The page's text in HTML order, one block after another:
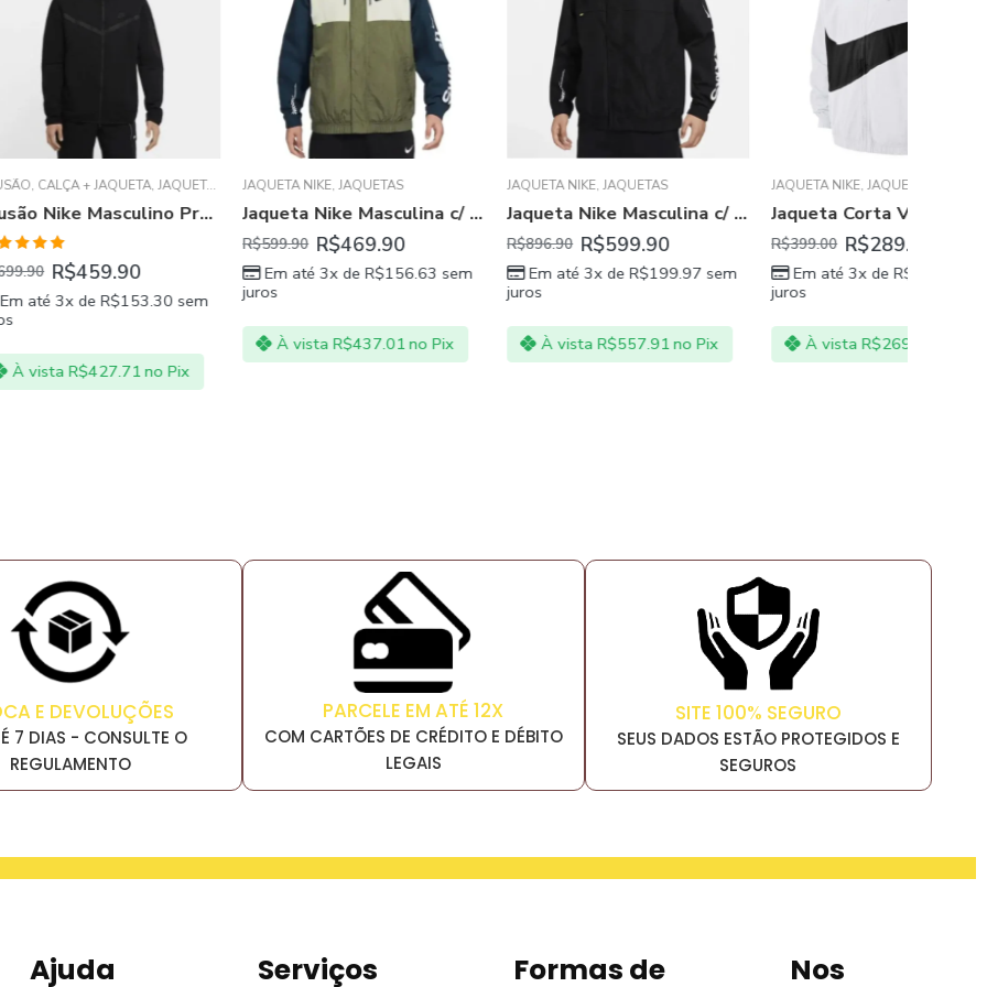
,JAQUETA NIKE ,JAQUETAS
Blusão Nike Masculino Preta Com Zíper
153.30sem
no Pix
JAQUETA NIKE JAQUETAS
Jaqueta Nike Masculina c/ Capuz Alphabet
469.90
Em até 3x deR$156.63sem
juros
437.01 no Pix
JAQUETA NIKE JAQUETAS
Jaqueta Nike Masculina c/ Capuz Preta Alphabet
R$ 599.90
Em até 3x deR$199.97sem
À vista 557.91 no Pix
JAQUETA NIKE JAQUETAS
Jaqueta Corta Vento Nike Branca Masculina
R$ 289.90
Em até 3x deR$96.63sem
À vista 269.61 no Pix
E DEVOLUÇÕES
7 DIAS - CONSULTE O
REGULAMENTO
PARCELE EM ATÉ 12X
COM CARTÕES DE CRÉDITO E DÉBITO
LEGAIS
SITE 100% SEGURO
SEUS DADOS ESTÃO PROTEGIDOS E
SEGUROS
Ajuda Serviços Formas de Nos